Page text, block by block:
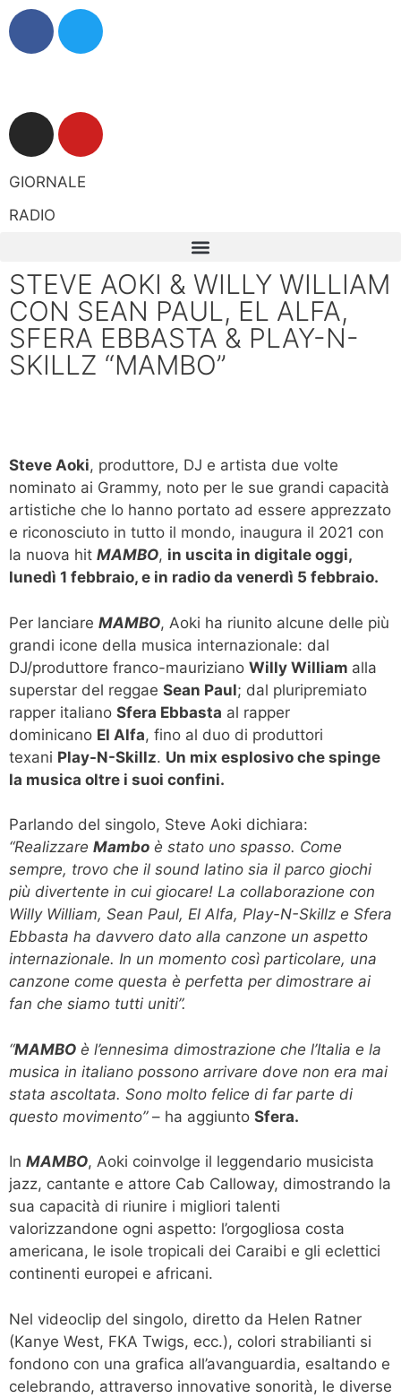
GIORNALE
RADIO
STEVE AOKI & WILLY WILLIAM
CON SEAN PAUL, EL ALFA,
SFERA EBBASTA & PLAY-N-
SKILLZ “MAMBO”
Steve Aoki, produttore, DJ e artista due volte
nominato ai Grammy, noto per le sue grandi capacità
artistiche che lo hanno portato ad essere apprezzato
e riconosciuto in tutto il mondo, inaugura il 2021 con
la nuova hit MAMBO, in uscita in digitale oggi,
lunedì 1 febbraio, e in radio da venerdì 5 febbraio.
Per lanciare MAMBO, Aoki ha riunito alcune delle più
grandi icone della musica internazionale: dal
DJ/produttore franco-mauriziano Willy William alla
superstar del reggae Sean Paul; dal pluripremiato
rapper italiano Sfera Ebbasta al rapper
dominicano El Alfa, fino al duo di produttori
texani Play-N-Skillz. Un mix esplosivo che spinge
la musica oltre i suoi confini.
Parlando del singolo, Steve Aoki dichiara:
“Realizzare Mambo è stato uno spasso. Come
sempre, trovo che il sound latino sia il parco giochi
più divertente in cui giocare! La collaborazione con
Willy William, Sean Paul, El Alfa, Play-N-Skillz e Sfera
Ebbasta ha davvero dato alla canzone un aspetto
internazionale. In un momento così particolare, una
canzone come questa è perfetta per dimostrare ai
fan che siamo tutti uniti”.
“MAMBO è l’ennesima dimostrazione che l’Italia e la
musica in italiano possono arrivare dove non era mai
stata ascoltata. Sono molto felice di far parte di
questo movimento” – ha aggiunto Sfera.
In MAMBO, Aoki coinvolge il leggendario musicista
jazz, cantante e attore Cab Calloway, dimostrando la
sua capacità di riunire i migliori talenti
valorizzandone ogni aspetto: l’orgogliosa costa
americana, le isole tropicali dei Caraibi e gli eclettici
continenti europei e africani.
Nel videoclip del singolo, diretto da Helen Ratner
(Kanye West, FKA Twigs, ecc.), colori strabilianti si
fondono con una grafica all’avanguardia, esaltando e
celebrando, attraverso innovative sonorità, le diverse